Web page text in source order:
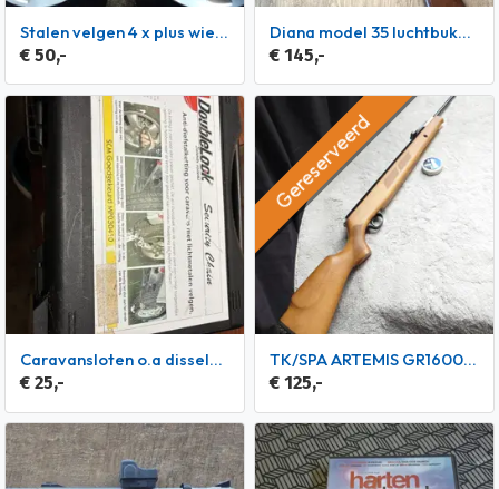
Stalen velgen 4 x plus wieldoppen
€ 50,-
Diana model 35 luchtbuks, 5,5mm
€ 145,-
Caravansloten o.a disselslot
€ 25,-
Gereserveerd
TK/SPA ARTEMIS GR1600W (4,5mm) Knikloop kanon met demper!
€ 125,-